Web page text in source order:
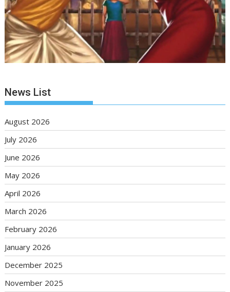
News List
August 2026
July 2026
June 2026
May 2026
April 2026
March 2026
February 2026
January 2026
December 2025
November 2025